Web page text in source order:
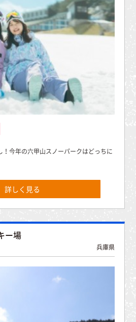
今年の六甲山スノーパークはどっちに
詳しく見る
ー場
兵庫県